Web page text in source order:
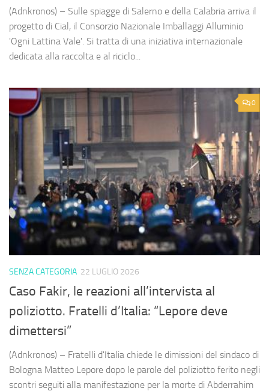
(Adnkronos) – Sulle spiagge di Salerno e della Calabria arriva il
progetto di Cial, il Consorzio Nazionale Imballaggi Alluminio
'Ogni Lattina Vale'. Si tratta di una iniziativa internazionale
dedicata alla raccolta e al riciclo...
0
SENZA CATEGORIA 22 LUGLIO 2026
Caso Fakir, le reazioni all’intervista al
poliziotto. Fratelli d’Italia: “Lepore deve
dimettersi”
(Adnkronos) – Fratelli d'Italia chiede le dimissioni del sindaco di
Bologna Matteo Lepore dopo le parole del poliziotto ferito negli
scontri seguiti alla manifestazione per la morte di Abderrahim